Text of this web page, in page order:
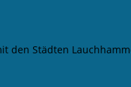
den Städten